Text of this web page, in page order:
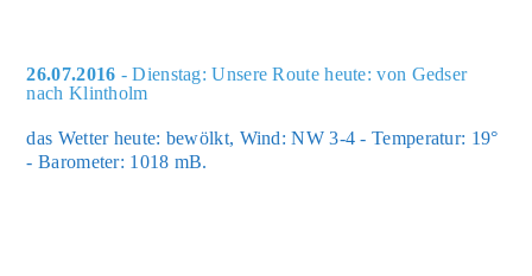
26.07.2016 - Dienstag: Unsere Route heute: von Gedser
nach Klintholm
das Wet­ter heu­te: bewölkt, Wind: NW 3-4 - Tem­pe­ra­tur: 19°
- Baro­me­ter: 1018 mB.